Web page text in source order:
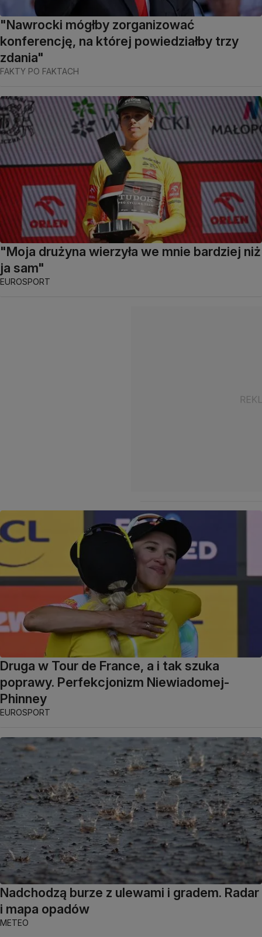
"Nawrocki mógłby zorganizować
konferencję, na której powiedziałby trzy
zdania"
FAKTY PO FAKTACH
"Moja drużyna wierzyła we mnie bardziej niż
ja sam"
EUROSPORT
Druga w Tour de France, a i tak szuka
poprawy. Perfekcjonizm Niewiadomej-
Phinney
EUROSPORT
Nadchodzą burze z ulewami i gradem. Radar
i mapa opadów
METEO